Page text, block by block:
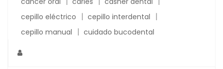
cepillo eléctrico
cepillo interdental
cepillo manual
cuidado bucodental